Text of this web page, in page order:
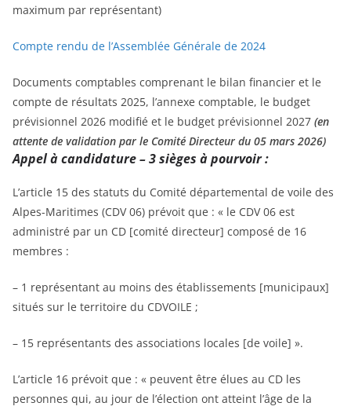
maximum par représentant)
Compte rendu de l’Assemblée Générale de 2024
Documents comptables comprenant le bilan financier et le
compte de résultats 2025, l’annexe comptable, le budget
prévisionnel 2026 modifié et le budget prévisionnel 2027 (en
attente de validation par le Comité Directeur du 05 mars 2026)
Appel à candidature – 3 sièges à pourvoir :
L’article 15 des statuts du Comité départemental de voile des
Alpes-Maritimes (CDV 06) prévoit que : « le CDV 06 est
administré par un CD [comité directeur] composé de 16
membres :
– 1 représentant au moins des établissements [municipaux]
situés sur le territoire du CDVOILE ;
– 15 représentants des associations locales [de voile] ».
L’article 16 prévoit que : « peuvent être élues au CD les
personnes qui, au jour de l’élection ont atteint l’âge de la